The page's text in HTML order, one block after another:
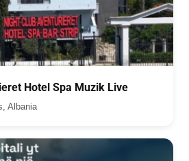
Hotel Spa Muzik Live
Albania